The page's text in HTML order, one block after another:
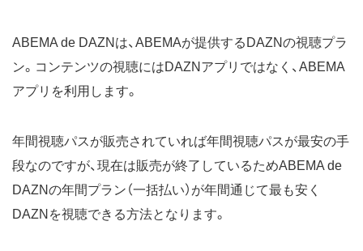
ABEMA de DAZNは、ABEMAが提供するDAZNの視聴プラ
ン。コンテンツの視聴にはDAZNアプリではなく、ABEMA
アプリを利用します。
年間視聴パスが販売されていれば年間視聴パスが最安の手
段なのですが、現在は販売が終了しているためABEMA de
DAZNの年間プラン（一括払い）が年間通じて最も安く
DAZNを視聴できる方法となります。